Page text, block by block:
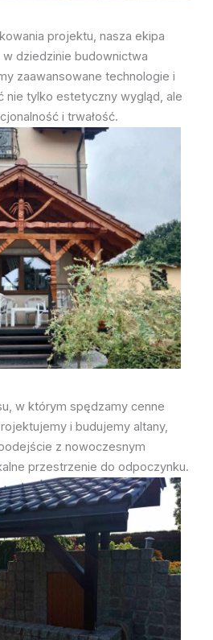
projektu, nasza ekipa
dziedzinie budownictwa
zaawansowane technologie i
nie tylko estetyczny wygląd, ale
i trwałość.
w którym spędzamy cenne
i budujemy altany,
z nowoczesnym
przestrzenie do odpoczynku.